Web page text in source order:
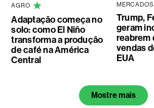
AGRO
Adaptação começa no
solo: como El Niño
transforma a produção
de café na América
Central
MERCADOS
Trump,
geram
reabrem
vendas
EUA
Mostre mais